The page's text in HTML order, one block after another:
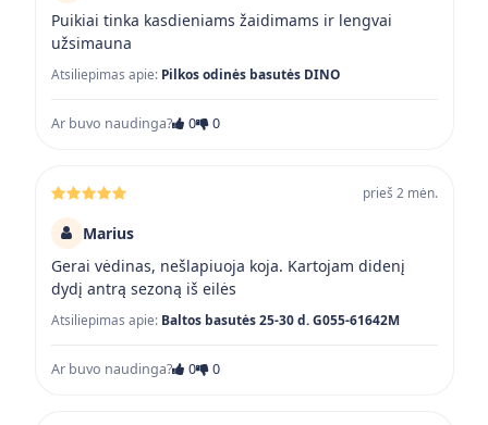
Puikiai tinka kasdieniams žaidimams ir lengvai
užsimauna
Atsiliepimas apie: Pilkos odinės basutės DINO
Ar buvo naudinga? 0 0
prieš 2 mėn.
Marius
Gerai vėdinas, nešlapiuoja koja. Kartojam didenį
dydį antrą sezoną iš eilės
Atsiliepimas apie: Baltos basutės 25-30 d. G055-61642M
Ar buvo naudinga? 0 0